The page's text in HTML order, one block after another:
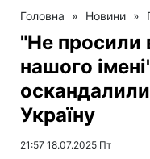
Головна » Новини »
"Не просили
нашого
Україну
21:57 18.07.2025 Пт